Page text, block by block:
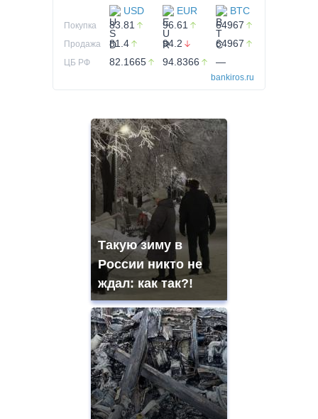
USD EUR BTC
Покупка 83.81 96.61 64967
Продажа 81.4 94.2 64967
ЦБ РФ 82.1665 94.8366 —
bankiros.ru
Такую зиму в
России никто не
ждал: как так?!